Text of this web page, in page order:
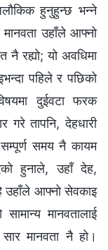
हुनुहुन्छ भन्‍ने
उहाँले आफ्नो
नै रह्यो; यो अवधिमा
पहिले र पछिको
दुईवटा फरक
तापनि, देहधारी
समय नै कायम
हुनाले, उहाँ देह,
उहाँले आफ्नो सेवकाइ
मानवतालाई
मानवता नै हो।